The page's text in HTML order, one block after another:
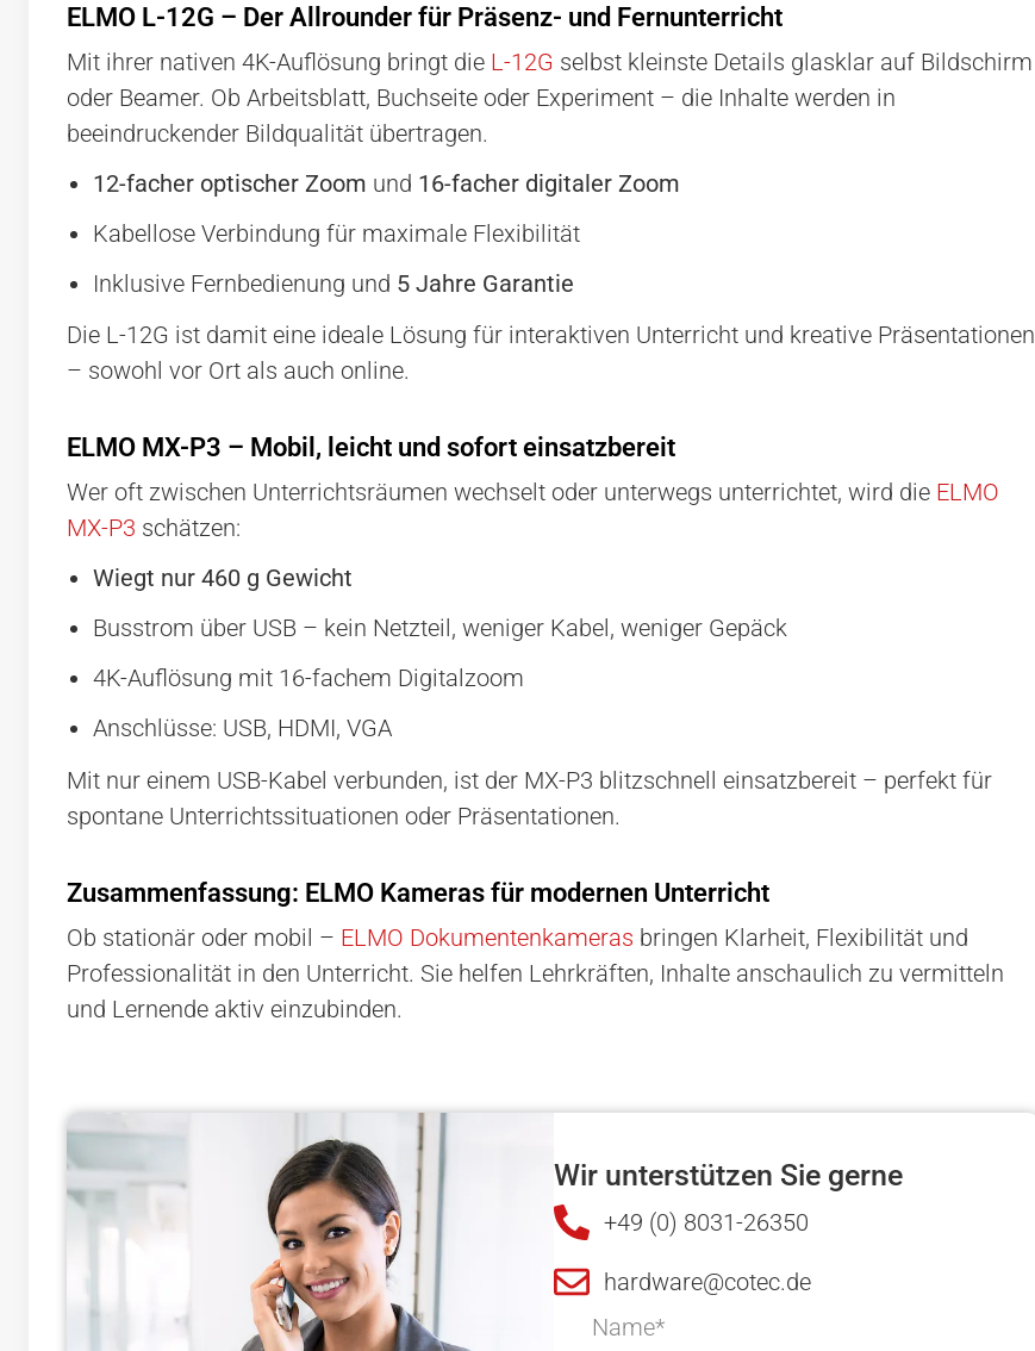
ELMO L-12G – Der Allrounder für Präsenz- und Fernunterricht
Mit ihrer nativen 4K-Auflösung bringt die L-12G selbst kleinste Details glasklar auf Bildschirm
oder Beamer. Ob Arbeitsblatt, Buchseite oder Experiment – die Inhalte werden in
beeindruckender Bildqualität übertragen.
12-facher optischer Zoom und 16-facher digitaler Zoom
Kabellose Verbindung für maximale Flexibilität
Inklusive Fernbedienung und 5 Jahre Garantie
Die L-12G ist damit eine ideale Lösung für interaktiven Unterricht und kreative Präsentationen
– sowohl vor Ort als auch online.
ELMO MX-P3 – Mobil, leicht und sofort einsatzbereit
Wer oft zwischen Unterrichtsräumen wechselt oder unterwegs unterrichtet, wird die ELMO
MX-P3 schätzen:
Wiegt nur 460 g Gewicht
Busstrom über USB – kein Netzteil, weniger Kabel, weniger Gepäck
4K-Auflösung mit 16-fachem Digitalzoom
Anschlüsse: USB, HDMI, VGA
Mit nur einem USB-Kabel verbunden, ist der MX-P3 blitzschnell einsatzbereit – perfekt für
spontane Unterrichtssituationen oder Präsentationen.
Zusammenfassung: ELMO Kameras für modernen Unterricht
Ob stationär oder mobil – ELMO Dokumentenkameras bringen Klarheit, Flexibilität und
Professionalität in den Unterricht. Sie helfen Lehrkräften, Inhalte anschaulich zu vermitteln
und Lernende aktiv einzubinden.
Wir unterstützen Sie gerne
+49 (0) 8031-26350
hardware@cotec.de